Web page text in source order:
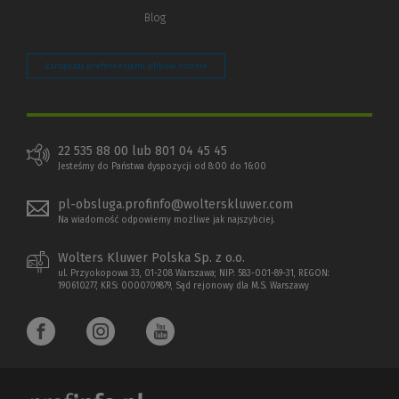
Blog
Zarządzaj preferencjami plików cookie
22 535 88 00 lub 801 04 45 45
Jesteśmy do Państwa dyspozycji od 8:00 do 16:00
pl-obsluga.profinfo@wolterskluwer.com
Na wiadomość odpowiemy możliwe jak najszybciej.
Wolters Kluwer Polska Sp. z o.o.
ul. Przyokopowa 33, 01-208 Warszawa; NIP: 583-001-89-31, REGON:
190610277, KRS: 0000709879, Sąd rejonowy dla M.S. Warszawy